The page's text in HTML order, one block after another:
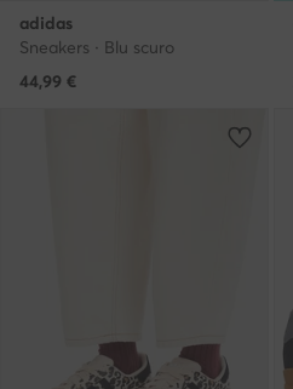
adidas
Sneakers · Blu scuro
44,99 €